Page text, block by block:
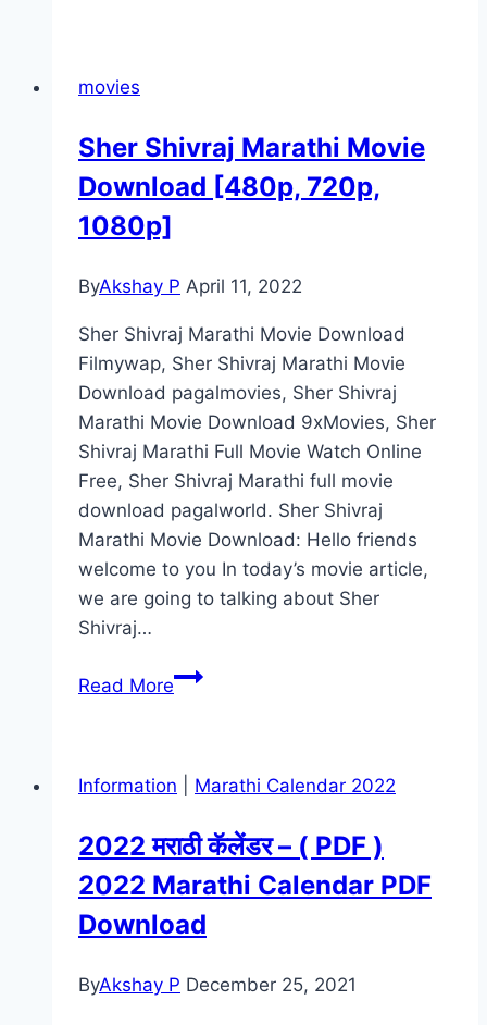
माहिती
:
|
eid
e
milad
nibandh
in
marathi
movies
Sher Shivraj Marathi Movie
Download [480p, 720p,
1080p]
ByAkshay P April 11, 2022
Sher Shivraj Marathi Movie Download
Filmywap, Sher Shivraj Marathi Movie
Download pagalmovies, Sher Shivraj
Marathi Movie Download 9xMovies, Sher
Shivraj Marathi Full Movie Watch Online
Free, Sher Shivraj Marathi full movie
download pagalworld. Sher Shivraj
Marathi Movie Download: Hello friends
welcome to you In today’s movie article,
we are going to talking about Sher
Shivraj…
Read MoreSher
Download
720p,
1080p]
Information Marathi Calendar 2022
2022 मराठी कॅलेंडर – ( PDF )
2022 Marathi Calendar PDF
Download
ByAkshay P December 25, 2021